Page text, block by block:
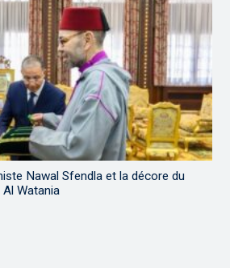
Nawal Sfendla et la décore du
Watania